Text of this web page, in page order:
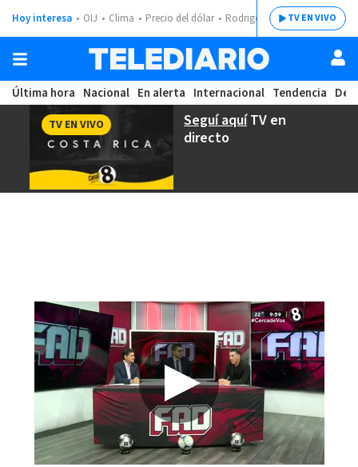
Hoy interesa OIJ Clima Precio del dólar Rodrigo ChavesTV EN VIVO
Última hora Nacional En alerta Internacional Tendencia
Seguí aquíTV en
directo
TV EN VIVO